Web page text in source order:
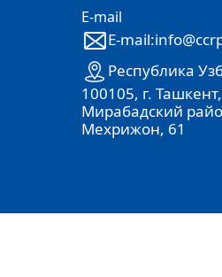
E-mail
E-
Республика
100105, г. Ташкент,
Мирабадский
Мехрижон, 61